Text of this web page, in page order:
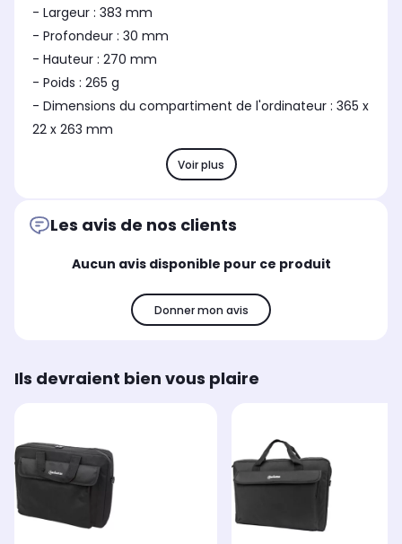
- Largeur : 383 mm
- Profondeur : 30 mm
- Hauteur : 270 mm
- Poids : 265 g
- Dimensions du compartiment de l'ordinateur : 365 x
22 x 263 mm
Voir plus
Les avis de nos clients
Aucun avis disponible pour ce produit
Donner mon avis
Ils devraient bien vous plaire